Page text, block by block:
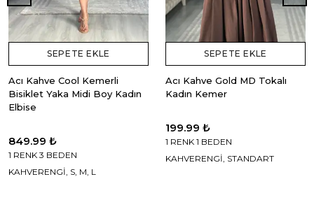
SEPETE EKLE
Acı Kahve Cool Kemerli
Bisiklet Yaka Midi Boy Kadın
Elbise
849.99 ₺
1 RENK 3 BEDEN
KAHVERENGİ, S, M, L
SEPETE EKLE
Acı Kahve Gold MD Tokalı
Kadın Kemer
199.99 ₺
1 RENK 1 BEDEN
KAHVERENGİ, STANDART